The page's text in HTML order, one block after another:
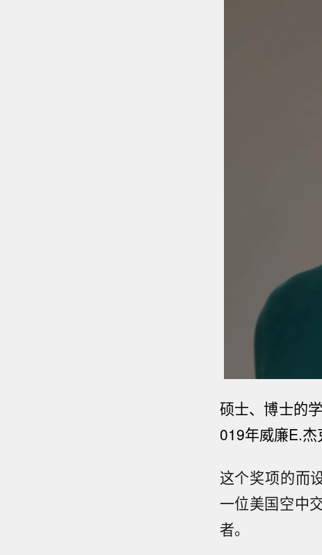
硕士、博士的
019年威廉E.杰
这个奖项的而
一位美国空中
者。